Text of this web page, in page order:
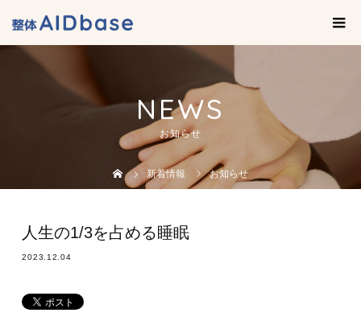
NEWS
お知らせ
新着情報 お知らせ
人生の1/3を占める睡眠
2023.12.04